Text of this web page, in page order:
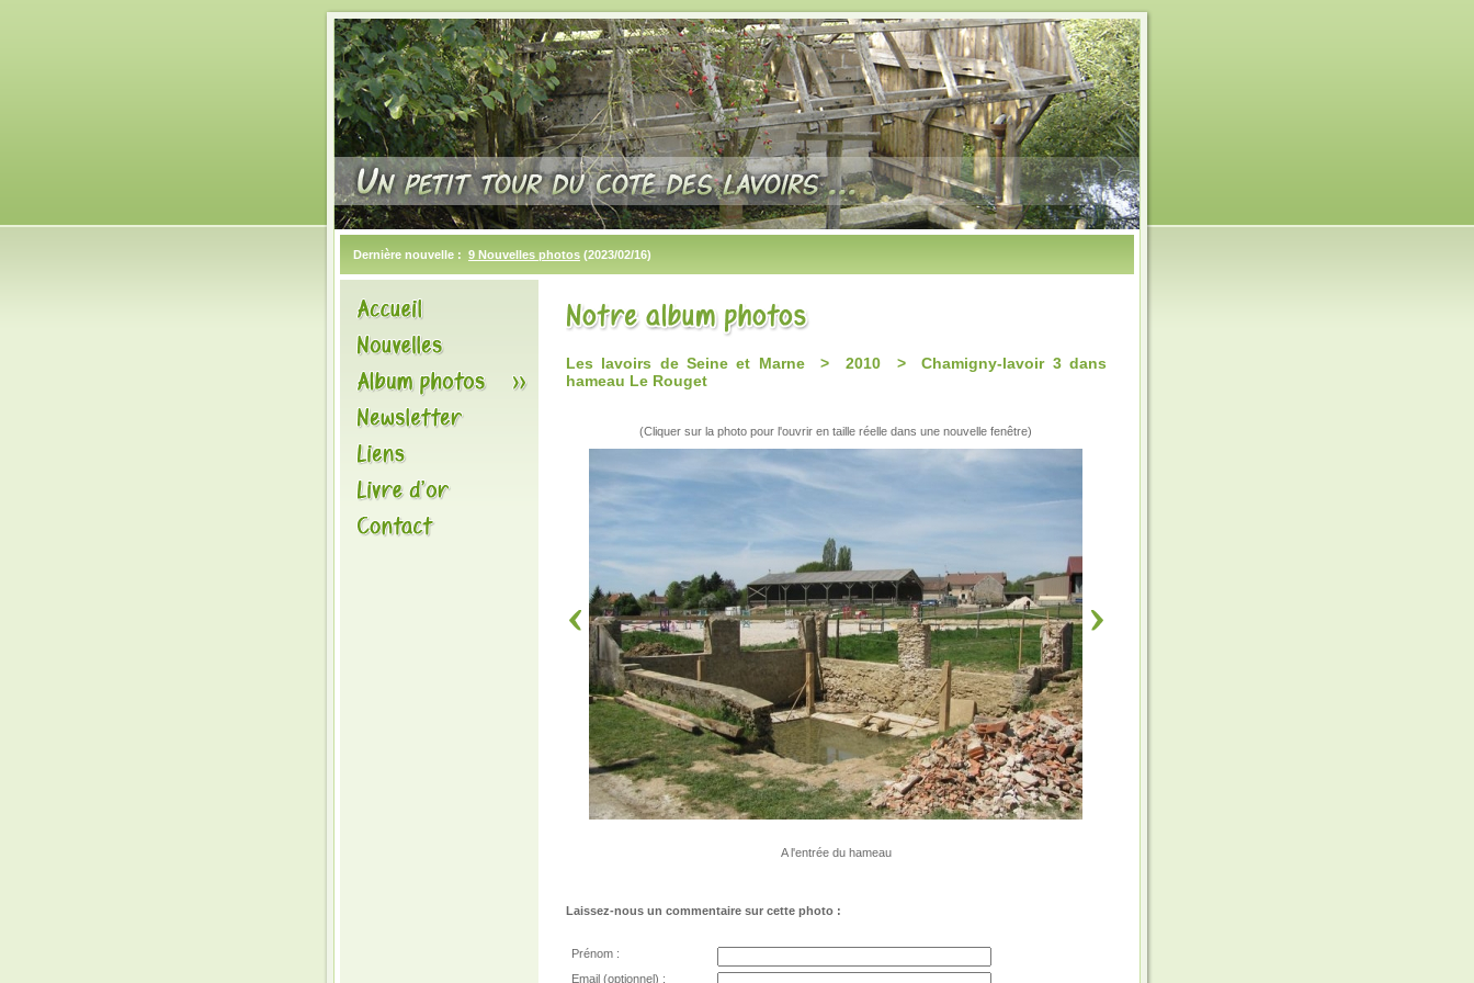
Dernière nouvelle : 9 Nouvelles photos (2023/02/16)
Les lavoirs de Seine et Marne > 2010 > Chamigny-lavoir 3 dans
hameau Le Rouget
(Cliquer sur la photo pour l'ouvrir en taille réelle dans une nouvelle fenêtre)
A l'entrée du hameau
Laissez-nous un commentaire sur cette photo :
Prénom :
Email (optionnel) :